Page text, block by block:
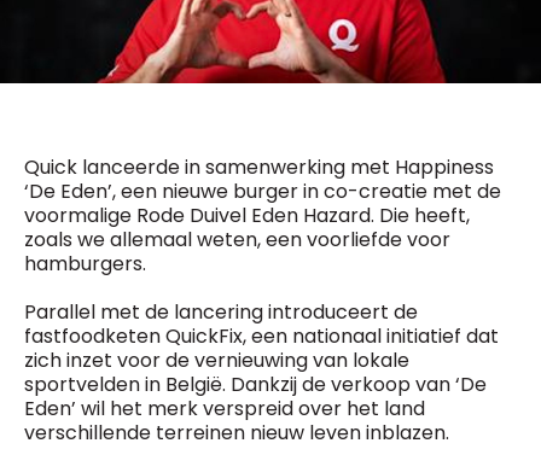
Quick lanceerde in samenwerking met Happiness
‘De Eden’, een nieuwe burger in co-creatie met de
voormalige Rode Duivel Eden Hazard. Die heeft,
zoals we allemaal weten, een voorliefde voor
hamburgers.
Parallel met de lancering introduceert de
fastfoodketen QuickFix, een nationaal initiatief dat
zich inzet voor de vernieuwing van lokale
sportvelden in België. Dankzij de verkoop van ‘De
Eden’ wil het merk verspreid over het land
verschillende terreinen nieuw leven inblazen.
Fred Bouchar
0498 88 64 89
f.bouchar@mm.be
Griet Byl
0475 97 12 57
g.byl@mm.be
Chief Editor
Damien Lemaire
0477 37 31 65
d.lemaire@mm.be
BEVESTIGEN
5 x week
MM e - News
1 x week
MM Brunch
1 x week
MM Tech
10 x year
MM Best of
10 x year
MM Blue
4 x year
MM Magazine
(digital)
Vragen ?